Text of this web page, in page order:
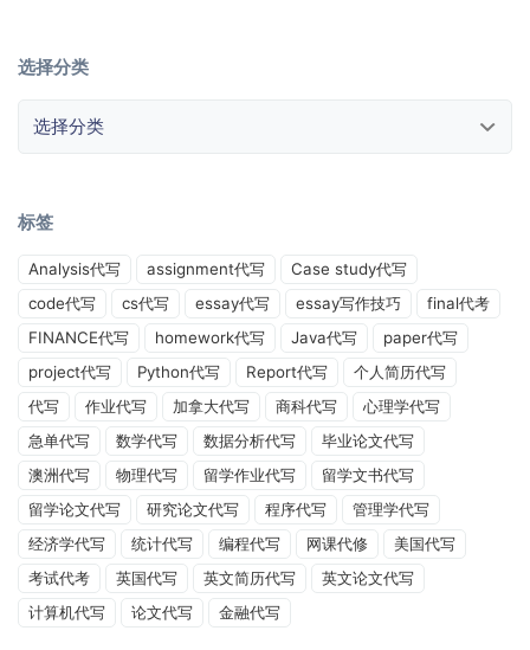
选择分类
标签
Analysis代写 assignment代写
Case study代写
code代写
cs代写 essay代写 essay写作技巧
final代考
FINANCE代写
homework代写 Java代写
paper代写
project代写
Python代写 Report代写
个人简历代写
代写
作业代写 加拿大代写 商科代写
心理学代写
急单代写
数学代写 数据分析代写
毕业论文代写
澳洲代写
物理代写 留学作业代写
留学文书代写
留学论文代写
研究论文代写 程序代写
管理学代写
经济学代写
统计代写 编程代写 网课代修
美国代写
考试代考
英国代写 英文简历代写
英文论文代写
计算机代写
论文代写 金融代写